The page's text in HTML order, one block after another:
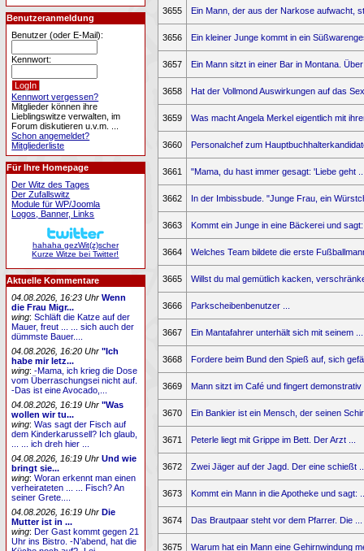
3655 Ein Mann, der aus der Narkose aufwacht,
3656 Ein kleiner Junge kommt in ein
3657 Ein Mann sitzt in einer Bar in Montana.
3658 Hat der Vollmond Auswirkungen auf das
3659 Was macht Angela Merkel eigentlich mit
3660 Personalchef zum
3661 "Mama, du hast immer gesagt: 'Liebe geht
3662 In der Imbissbude. "Junge Frau, ein
3663 Kommt ein Junge in eine Bäckerei und
3664 Welches Team bildete die erste
3665 Willst du mal gemütlich kacken,
3666 Parkscheibenbenutzer ...
3667 Ein Mantafahrer unterhält sich mit seinem ...
3668 Fordere beim Bund den Spieß auf, sich
3669 Mann sitzt im Café und fingert demonstrativ
3670 Ein Bankier ist ein Mensch, der seinen
3671 Peterle liegt mit Grippe im Bett. Der Arzt ...
3672 Zwei Jäger auf der Jagd. Der eine schießt
3673 Kommt ein Mann in die Apotheke und sagt:
3674 Das Brautpaar steht vor dem Pfarrer. Die ...
3675 Warum hat ein Mann eine Gehirnwindung
Benutzeranmeldung
Benutzer (oder E-Mail):
Kennwort:
Kennwort vergessen?
Mitglieder können ihre
Lieblingswitze verwalten, im
Forum diskutieren u.v.m. ...
Schon angemeldet?
Mitgliederliste
Für Ihre Homepage
Der Witz des Tages
Der Zufallswitz
Module für WP/Joomla
Logos, Banner, Links
hahaha gezWit(z)scher
Kurze Witze bei Twitter!
Aktuelle Kommentare
04.08.2026, 16:23 Uhr Wenn
die Frau Migr...
wing:Schläft die Katze auf der
Mauer, freut ... ... sich auch der
dümmste Bauer....
04.08.2026, 16:20 Uhr "Ich
habe mir letz...
wing:-Mama, ich krieg die Dose
vom Überraschungsei nicht auf.
-Das ist eine Avocado,...
04.08.2026, 16:19 Uhr "Was
wollen wir tu...
wing:Was sagt der Fisch auf
dem Kinderkarussell? Ich glaub,
... ... ich dreh hier ...
04.08.2026, 16:19 Uhr Und wie
bringt sie...
wing:Woran erkennt man einen
verheirateten ... ... Fisch? An
seiner Grete....
04.08.2026, 16:19 Uhr Die
Mutter ist in ...
wing:Der Gast kommt gegen 21
Uhr ins Bistro. -N’abend, hat die